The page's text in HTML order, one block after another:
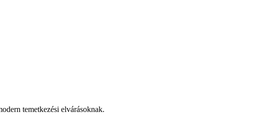
temetkezési elvárásoknak.